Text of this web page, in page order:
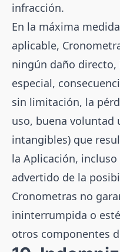
infracción.
En la máxima
aplicable,
ningún daño
especial,
sin limitación, la
uso, buena voluntad
intangibles) que
la Aplicación,
advertido de la
Cronometras no
ininterrumpida o
otros componentes